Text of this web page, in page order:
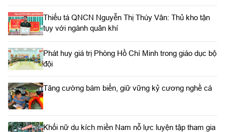
Thiếu tá QNCN Nguyễn Thị Thúy Vân: Thủ kho tận
tụy với ngành quân khí
Phát huy giá trị Phòng Hồ Chí Minh trong giáo dục bộ
đội
Tăng cường bám biển, giữ vững kỷ cương nghề cá
Khối nữ du kích miền Nam nỗ lực luyện tập tham gia